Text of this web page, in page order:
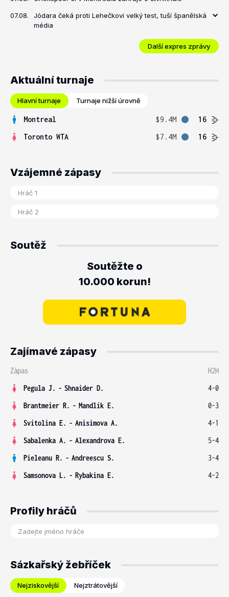
07.08.
Jódara čeká proti Lehečkovi velký test, tuší španělská
média
Další expres zprávy
Aktuální turnaje
Hlavní turnaje Turnaje nižší úrovně
Montreal $9.4M
16
Toronto WTA
$7.4M 16
Vzájemné zápasy
Soutěž
Soutěžte o
10.000 korun!
Zajímavé zápasy
Zápas
H2H
Pegula J. - Shnaider D.
4-0
Brantmeier R. - Mandlik E.
0-3
Svitolina E. - Anisimova A.
4-1
Sabalenka A. - Alexandrova E.
5-4
Pieleanu R. - Andreescu S.
3-4
Samsonova L. - Rybakina E. 4-2
Profily hráčů
Sázkařský žebříček
Nejziskovější Nejztrátovější